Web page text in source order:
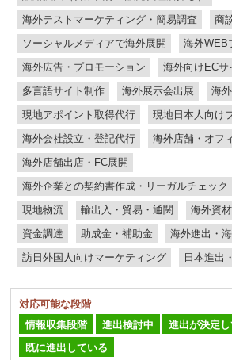
海外テストマーケティング・簡易調査
商
ソーシャルメディアで海外展開
海外WEB
海外広告・プロモーション
海外向けECサ
多言語サイト制作
海外展示会出展
海
現地アポイント取得代行
現地日本人向け
海外会社設立・登記代行
海外店舗・オフ
海外店舗出店・FC展開
海外企業との契約書作成・リーガルチェック
現地物流
輸出入・貿易・通関
海外資
資金調達
助成金・補助金
海外進出・
訪日外国人向けマーケティング
日本進出
対応可能な段階
情報収集段階
進出検討中
進出が決定
既に進出している